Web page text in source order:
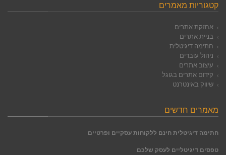
קטגוריות מאמרים
אחזקת אתרים
בניית אתרים
חתימה דיגיטלית
ניהול עובדים
עיצוב אתרים
קידום אתרים בגוגל
שיווק באינטרנט
מאמרים חדשים
חתימה דיגיטלית חינם ללקוחות עסקיים ופרטיים
טפסים דיגיטליים לעסק שלכם